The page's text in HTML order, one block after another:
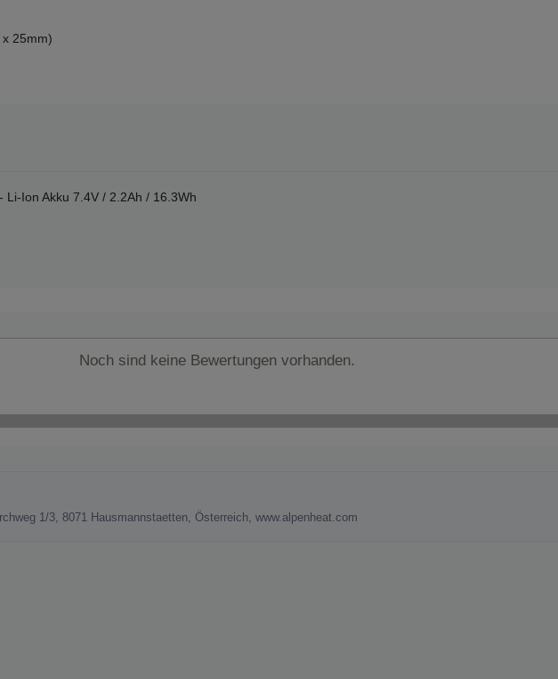
25mm)
Ion Akku 7.4V / 2.2Ah / 16.3Wh
Noch sind keine Bewertungen vorhanden.
1/3, 8071 Hausmannstaetten, Österreich, www.alpenheat.com